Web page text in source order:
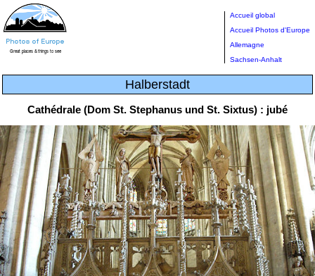
Accueil global
Accueil Photos d'Europe
Allemagne
Sachsen-Anhalt
Halberstadt
Cathédrale (Dom St. Stephanus und St. Sixtus) : jubé